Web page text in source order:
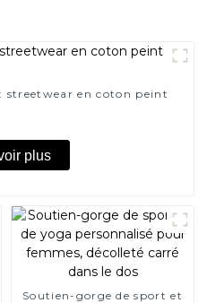
streetwear en coton peint
plus
Soutien-gorge de sport et